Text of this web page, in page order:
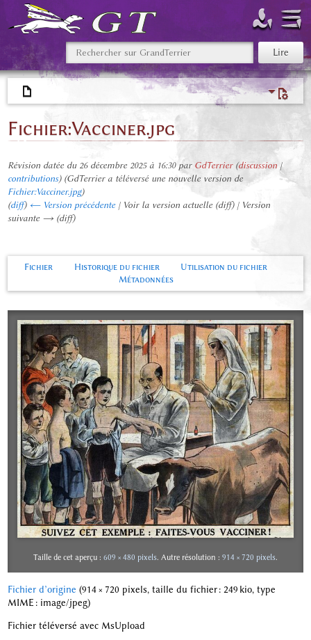
Fichier:Vacciner.jpg
Révision datée du 26 décembre 2025 à 16:30 par GdTerrier (discussion|
contributions) (GdTerrier a téléversé une nouvelle version de
Fichier:Vacciner.jpg)
(diff) ← Version précédente| Voir la version actuelle (diff) | Version
suivante → (diff)
Fichier Historique du fichier
Utilisation du fichier
Métadonnées
Taille de cet aperçu : 609 × 480 pixels. Autre résolution : 914 × 720 pixels.
Fichier d’origine (914 × 720 pixels, taille du fichier : 249 kio, type
MIME : image/jpeg)
Fichier téléversé avec MsUpload